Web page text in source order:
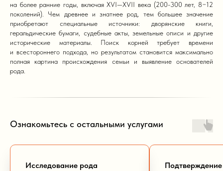
на более ранние годы, включая XVI—XVII века (200-300 лет, 8−12
поколений). Чем древнее и знатнее род, тем большее значение
приобретают специальные источники: дворянские книги,
геральдические бумаги, судебные акты, земельные описи и другие
исторические материалы. Поиск корней требует времени
и всестороннего подхода, но результатом становится максимально
полная картина происхождения семьи и выявление основателей
рода.
Ознакомьтесь с остальными услугами
Исследование рода
Подтверждение